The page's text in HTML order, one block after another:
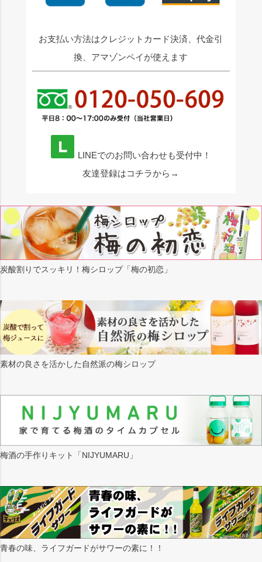
お支払い方法はクレジットカード決済、代金引
換、アマゾンペイが使えます
LINEでのお問い合わせも受付中！
友達登録はコチラから→
炭酸割りでスッキリ！梅シロップ「梅の初恋」
素材の良さを活かした自然派の梅シロップ
梅酒の手作りキット「NIJYUMARU」
青春の味、ライフガードがサワーの素に！！